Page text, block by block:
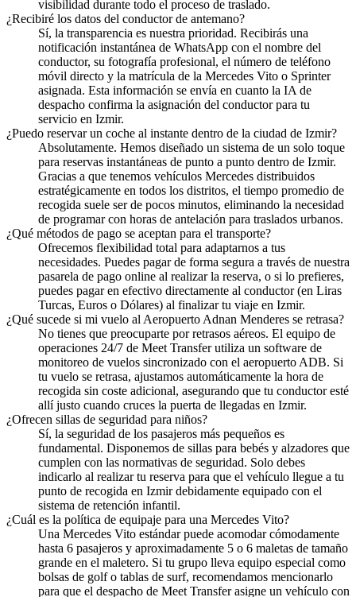
visibilidad durante todo el proceso de traslado.
¿Recibiré los datos del conductor de antemano?
Sí, la transparencia es nuestra prioridad. Recibirás una
notificación instantánea de WhatsApp con el nombre del
conductor, su fotografía profesional, el número de teléfono
móvil directo y la matrícula de la Mercedes Vito o Sprinter
asignada. Esta información se envía en cuanto la IA de
despacho confirma la asignación del conductor para tu
servicio en Izmir.
¿Puedo reservar un coche al instante dentro de la ciudad de Izmir?
Absolutamente. Hemos diseñado un sistema de un solo toque
para reservas instantáneas de punto a punto dentro de Izmir.
Gracias a que tenemos vehículos Mercedes distribuidos
estratégicamente en todos los distritos, el tiempo promedio de
recogida suele ser de pocos minutos, eliminando la necesidad
de programar con horas de antelación para traslados urbanos.
¿Qué métodos de pago se aceptan para el transporte?
Ofrecemos flexibilidad total para adaptarnos a tus
necesidades. Puedes pagar de forma segura a través de nuestra
pasarela de pago online al realizar la reserva, o si lo prefieres,
puedes pagar en efectivo directamente al conductor (en Liras
Turcas, Euros o Dólares) al finalizar tu viaje en Izmir.
¿Qué sucede si mi vuelo al Aeropuerto Adnan Menderes se retrasa?
No tienes que preocuparte por retrasos aéreos. El equipo de
operaciones 24/7 de Meet Transfer utiliza un software de
monitoreo de vuelos sincronizado con el aeropuerto ADB. Si
tu vuelo se retrasa, ajustamos automáticamente la hora de
recogida sin coste adicional, asegurando que tu conductor esté
allí justo cuando cruces la puerta de llegadas en Izmir.
¿Ofrecen sillas de seguridad para niños?
Sí, la seguridad de los pasajeros más pequeños es
fundamental. Disponemos de sillas para bebés y alzadores que
cumplen con las normativas de seguridad. Solo debes
indicarlo al realizar tu reserva para que el vehículo llegue a tu
punto de recogida en Izmir debidamente equipado con el
sistema de retención infantil.
¿Cuál es la política de equipaje para una Mercedes Vito?
Una Mercedes Vito estándar puede acomodar cómodamente
hasta 6 pasajeros y aproximadamente 5 o 6 maletas de tamaño
grande en el maletero. Si tu grupo lleva equipo especial como
bolsas de golf o tablas de surf, recomendamos mencionarlo
para que el despacho de Meet Transfer asigne un vehículo con